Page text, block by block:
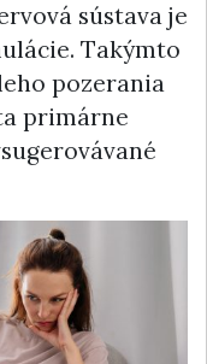
sústava je
Takýmto
pozerania
primárne